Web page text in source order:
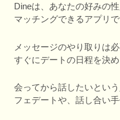
Dineは、あなたの好みの
マッチングできるアプリで
メッセージのやり取りは
すぐにデートの日程を決め
会ってから話したいとい
フェデートや、話し合い